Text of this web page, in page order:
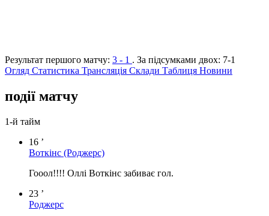
Результат першого матчу: 3 - 1 . За підсумками двох: 7-1
Огляд Статистика Трансляція Склади Таблиця Новини
події матчу
1-й тайм
16 ’
Воткінс (Роджерс)
Гооол!!!! Оллі Воткінс забиває гол.
23 ’
Роджерс